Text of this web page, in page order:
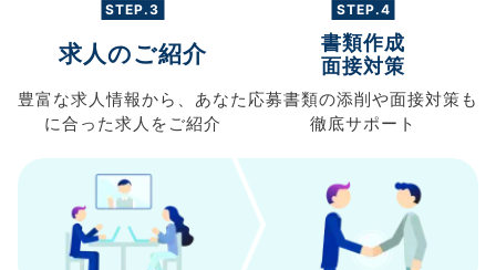
STEP.3
求人のご紹介
豊富な求人情報から、 あなた
に合った求人を ご紹介
STEP.4
書類作成
面接対策
応募書類の添削や面接対策も
徹底サポート